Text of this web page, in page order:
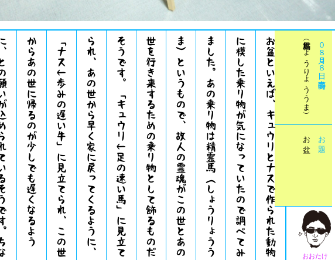
０８月０８日
精霊馬（しょうりょううま）
お題
お盆
おおたけ
お
盆
と
い
え
ば
、
キ
ュ
ウ
リ
と
ナ
ス
で
作
ら
れ
た
動
物
に
模
し
た
乗
り
物
が
気
に
な
っ
て
い
た
の
で
調
べ
て
み
ま
し
た
。
あ
の
乗
り
物
は
精
霊
馬
（
し
ょ
う
り
ょ
う
う
ま
）
と
い
う
も
の
で
、
故
人
の
霊
魂
が
こ
の
世
と
あ
の
世
を
行
き
来
す
る
た
め
の
乗
り
物
と
し
て
飾
る
も
の
だ
そ
う
で
す
。
「
キ
ュ
ウ
リ
↓
足
の
速
い
馬
」
に
見
立
て
ら
れ
、
あ
の
世
か
ら
早
く
家
に
戻
っ
て
く
る
よ
う
に
、
「
ナ
ス
↓
歩
み
の
遅
い
牛
」
に
見
立
て
ら
れ
、
こ
の
世
か
ら
あ
の
世
に
帰
る
の
が
少
し
で
も
遅
く
な
る
よ
う
に
、
と
の
願
い
が
込
め
ら
れ
て
い
る
そ
う
で
す
。
ち
な
み
に
、
東
北
、
関
東
、
北
陸
な
ど
の
風
習
な
の
で
、
関
西
な
ど
で
は
行
わ
れ
て
い
な
い
よ
う
で
す